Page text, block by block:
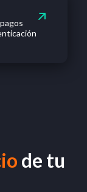
de tu